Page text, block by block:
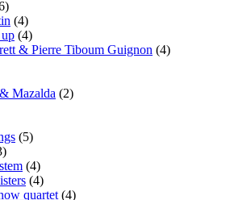
(4)
(4)
& Pierre Tiboum Guignon (4)
Mazalda (2)
(5)
(4)
(4)
quartet (4)